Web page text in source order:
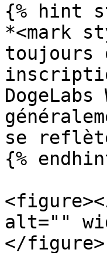
{% hint
*<mark
toujours
se
{%
alt=""
</figure>